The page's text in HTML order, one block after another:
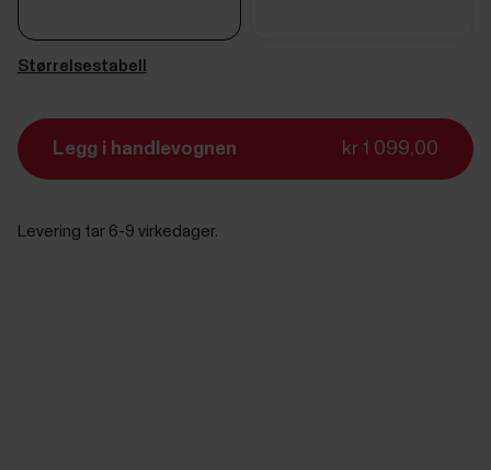
Størrelsestabell
Legg i handlevognen kr 1 099,00
Levering tar 6-9 virkedager.